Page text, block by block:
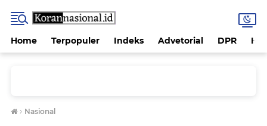
Home Terpopuler Indeks Advetorial DPR
› Nasional